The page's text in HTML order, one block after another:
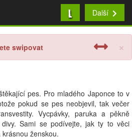
L Další
×
swipovat
pes. Pro mladého Japonce to v
pokud se pes neobjevil, tak večer
Vycpávky, paruka a pěkně
Sami se podívejte, jak ty to věci
ženskou.